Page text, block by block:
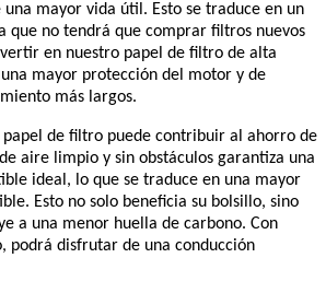
mayor vida útil. Esto se traduce en un
que no tendrá que comprar filtros nuevos
en nuestro papel de filtro de alta
mayor protección del motor y de
más largos.
papel de filtro puede contribuir al ahorro de
aire limpio y sin obstáculos garantiza una
ideal, lo que se traduce en una mayor
Esto no solo beneficia su bolsillo, sino
a una menor huella de carbono. Con
podrá disfrutar de una conducción